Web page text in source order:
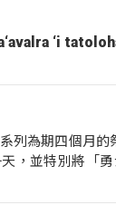
‘i
列為期四個月的
，並特別將「